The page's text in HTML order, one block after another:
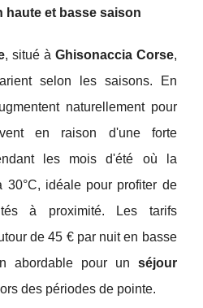
haute et basse saison
, situé à Ghisonaccia Corse,
selon les saisons. En
naturellement pour
en raison d'une forte
les mois d'été où la
30°C, idéale pour profiter de
à proximité. Les tarifs
de 45 € par nuit en basse
abordable pour un séjour
des périodes de pointe.